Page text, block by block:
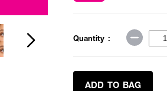
Quantity :
ADD TO BAG